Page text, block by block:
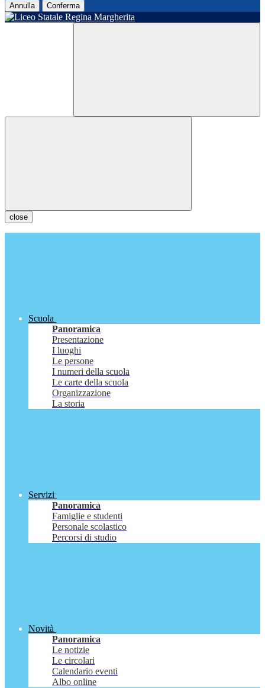
Annulla Conferma
close
Scuola
Panoramica
Presentazione
I luoghi
Le persone
I numeri della scuola
Le carte della scuola
Organizzazione
La storia
Servizi
Panoramica
Famiglie e studenti
Personale scolastico
Percorsi di studio
Novità
Panoramica
Le notizie
Le circolari
Calendario eventi
Albo online